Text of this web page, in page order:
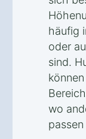
häufig
oder
sind.
wo